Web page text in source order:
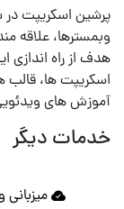
وبمسترها، علاقه
هدف از راه اندازی
اسکریپت ها، قالب
آموزش های
خدمات دیگر